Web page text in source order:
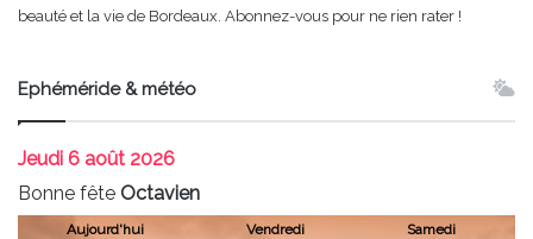
beauté et la vie de Bordeaux. Abonnez-vous pour ne rien rater !
Ephéméride & météo
Jeudi 6 août 2026
Bonne fête Octavien
Aujourd'hui
Vendredi
Samedi